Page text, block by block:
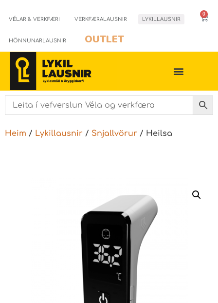
VÉLAR & VERKFÆRI VERKFÆRALAUSNIR LYKILLAUSNIR
HÖNNUNARLAUSNIR OUTLET
0
Heim / Lykillausnir / Snjallvörur / Heilsa